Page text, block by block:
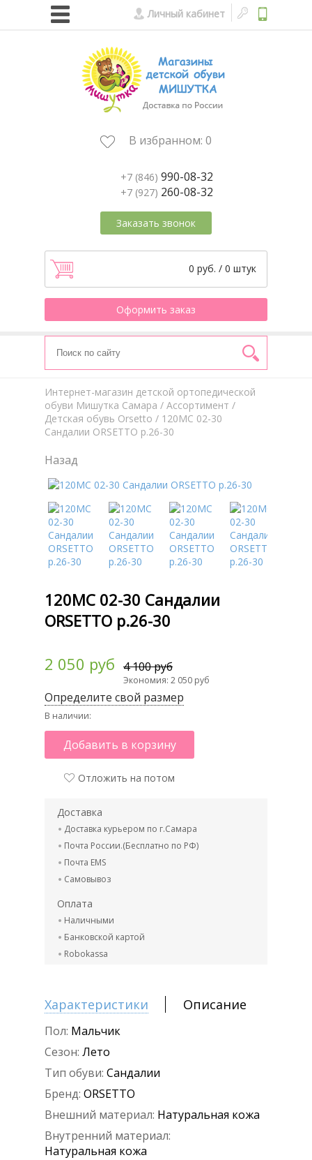
Личный кабинет
В избранном: 0
+7 (846) 990-08-32
+7 (927) 260-08-32
Заказать звонок
0 руб. / 0 штук
Оформить заказ
Интернет-магазин детской ортопедической
обуви Мишутка Самара / Aссортимент /
Детская обувь Orsetto / 120МС 02-30
Сандалии ORSETTO р.26-30
Назад
120МС 02-30 Сандалии
ORSETTO р.26-30
2 050 руб 4 100 руб
Экономия: 2 050 руб
Определите свой размер
В наличии:
Добавить в корзину
Отложить на потом
Доставка
Доставка курьером по г.Самара
Почта России.(Бесплатно по РФ)
Почта EMS
Самовывоз
Оплата
Наличными
Банковской картой
Robokassa
Характеристики Описание
Пол: Мальчик
Сезон: Лето
Тип обуви: Сандалии
Бренд: ORSETTO
Внешний материал: Натуральная кожа
Внутренний материал:
Натуральная кожа